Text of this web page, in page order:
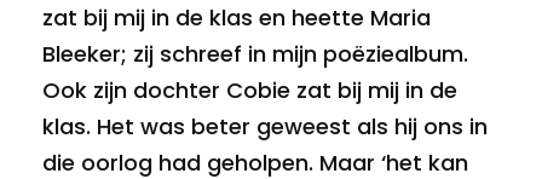
zat bij mij in de klas en heette Maria
Bleeker; zij schreef in mijn poëziealbum.
Ook zijn dochter Cobie zat bij mij in de
klas. Het was beter geweest als hij ons in
die oorlog had geholpen. Maar ‘het kan